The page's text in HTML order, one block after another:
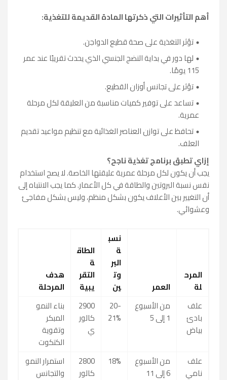
أهم التأثيرات التي ذكرتها المادة القديمة للتغذية:
تؤثر التغذية على صحة قطيع الدواجن.
لها دور في بداية النضج الجنسي الذي يحدث تقريبًا عند عمر
115 يومًا.
تؤثر على تجانس أوزان القطيع.
تساعد على توفير كميات مناسبة من العليقة لكل مرحلة
عمرية.
تحافظ على توازن العناصر الغذائية مع تنظيم مواعيد تقديم
العلف.
إزاي تطبق برنامج تغذية ناجح؟
يجب أن يكون لكل مرحلة عمرية عليقتها الخاصة. لا يصح استخدام
نفس نسبة البروتين والطاقة في كل الأعمار. كما يجب الانتباه إلى
أن التغيير بين الأعلاف يكون بشكل منظم، وليس بشكل مفاجئ
وعشوائي.
المرح
لة
العمر
نسب
ة
البر
وت
ين
الطاق
ة
التقر
يبية
هدف
المرحلة
علف
بادئ
بياض
من الأسبوع
1 إلى 5
20-
21%
2900
كالور
ي
بناء النمو
المبكر
وتقوية
الكتكوت
علف
نامي
من الأسبوع
6 إلى 11
18%
2800
كالور
استمرار النمو
والتجانس